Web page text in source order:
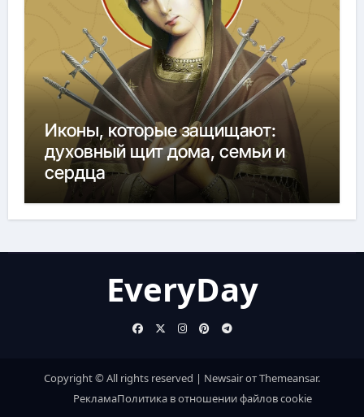
Иконы, которые защищают:
духовный щит дома, семьи и
сердца
EveryDay
Copyright © All rights reserved | NewsairотThemeansar.
РекламаПолитика в отношении файлов cookie